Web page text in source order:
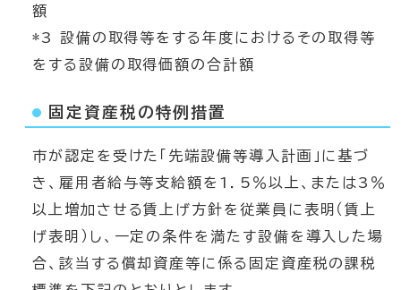
額
*3 設備の取得等をする年度におけるその取得等
をする設備の取得価額の合計額
固定資産税の特例措置
市が認定を受けた「先端設備等導入計画」に基づ
き、雇用者給与等支給額を1．5％以上、または3％
以上増加させる賃上げ方針を従業員に表明（賃上
げ表明）し、一定の条件を満たす設備を導入した場
合、該当する償却資産等に係る固定資産税の課税